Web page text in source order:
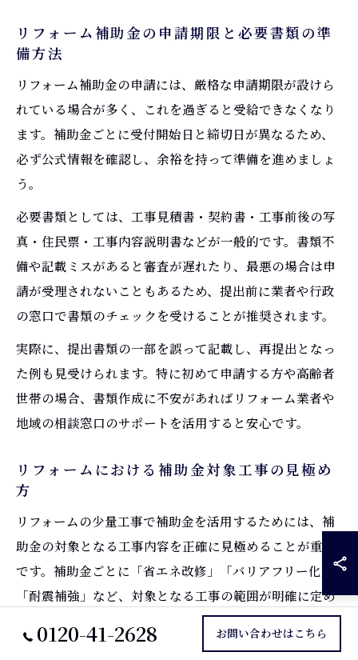
リフォーム補助金の申請期限と必要書類の準
備方法
リフォーム補助金の申請には、厳格な申請期限が設けら
れている場合が多く、これを過ぎると受給できなくなり
ます。補助金ごとに受付開始日と締切日が異なるため、
必ず公式情報を確認し、余裕を持って準備を進めましょ
う。
必要書類としては、工事見積書・契約書・工事前後の写
真・住民票・工事内容説明書などが一般的です。書類不
備や記載ミスがあると審査が遅れたり、最悪の場合は申
請が受理されないこともあるため、提出前に業者や行政
の窓口で書類のチェックを受けることが推奨されます。
実際に、提出書類の一部を誤って記載し、再提出となっ
た例も見受けられます。特に初めて申請する方や高齢者
世帯の場合、書類作成に不安があればリフォーム業者や
地域の相談窓口のサポートを活用すると安心です。
リフォームにおける補助金対象工事の見極め
方
リフォームの少量工事で補助金を活用するためには、補
助金の対象となる工事内容を正確に見極めることが重要
です。補助金ごとに「省エネ改修」「バリアフリー化」
「耐震補強」など、対象となる工事の範囲が明確に定め
例えば、床の段差解消や手すり設置、断熱サッシの交換
0120-41-2628 お問い合わせはこちら